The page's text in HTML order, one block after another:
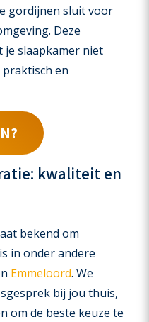
gordijnen sluit voor
Deze
slaapkamer niet
en
kwaliteit en
bekend om
in onder andere
Emmeloord. We
bij jou thuis,
om de beste keuze te